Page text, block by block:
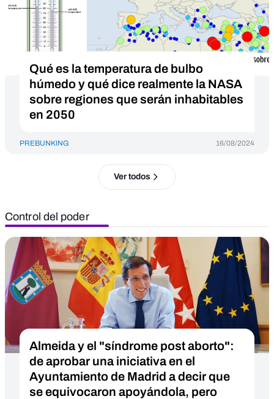
Qué es la temperatura de bulbo
húmedo y qué dice realmente la NASA
sobre regiones que serán inhabitables
en 2050
PREBUNKING 16/08/2024
Ver todos
Control del poder
Almeida y el "síndrome post aborto":
de aprobar una iniciativa en el
Ayuntamiento de Madrid a decir que
se equivocaron apoyándola, pero